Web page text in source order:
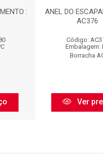
:
ANEL DO
AC376
Código:
Embalagem:
Borracha
Ver